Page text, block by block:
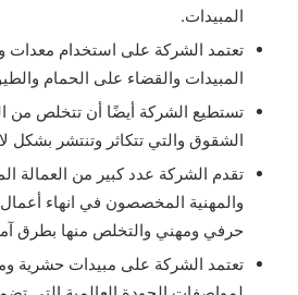
المبيدات.
تعتمد الشركة على استخدام
المبيدات والقضاء على الحمام
تستطيع الشركة أيضًا أن تتخلص من
الشقوق والتي تتكاثر وتنتشر بشكل
تقدم الشركة عدد كبير من العمالة
والمهنية المخصصون في انهاء
حرفي ومهني والتخلص منها بطرق
تعتمد الشركة على مبيدات حشرية